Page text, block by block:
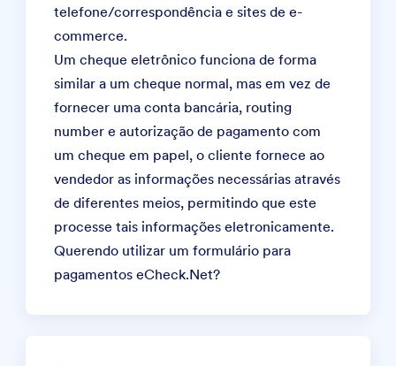
telefone/correspondência e sites de e-
commerce.
Um cheque eletrônico funciona de forma
similar a um cheque normal, mas em vez de
fornecer uma conta bancária, routing
number e autorização de pagamento com
um cheque em papel, o cliente fornece ao
vendedor as informações necessárias através
de diferentes meios, permitindo que este
processe tais informações eletronicamente.
Querendo utilizar umformulário para
pagamentos eCheck.Net?